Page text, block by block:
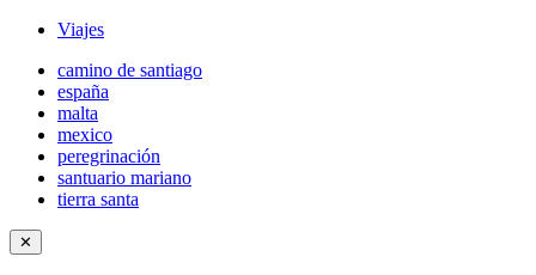
Viajes
camino de santiago
españa
malta
mexico
peregrinación
santuario mariano
tierra santa
✕